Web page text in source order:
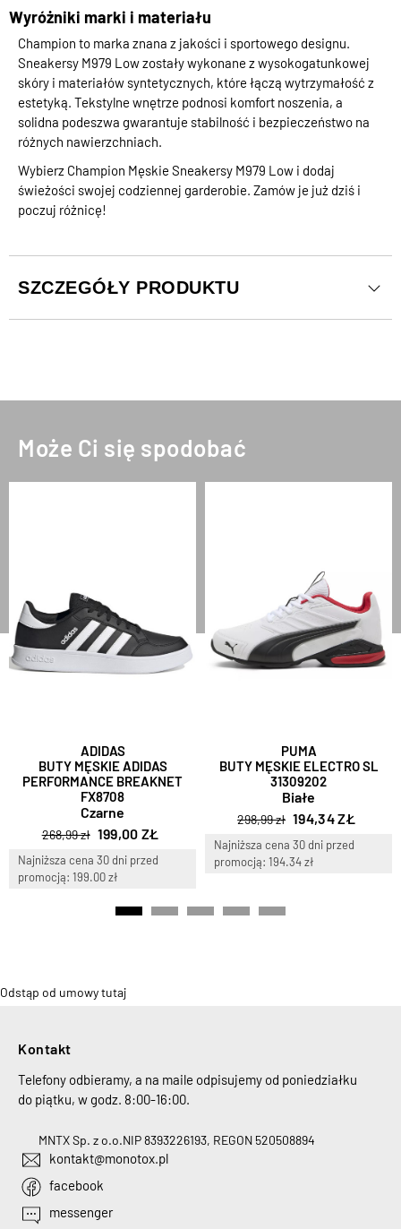
Wyróżniki marki i materiału
Champion to marka znana z jakości i sportowego designu.
Sneakersy M979 Low zostały wykonane z wysokogatunkowej
skóry i materiałów syntetycznych, które łączą wytrzymałość z
estetyką. Tekstylne wnętrze podnosi komfort noszenia, a
solidna podeszwa gwarantuje stabilność i bezpieczeństwo na
różnych nawierzchniach.
Wybierz Champion Męskie Sneakersy M979 Low i dodaj
świeżości swojej codziennej garderobie. Zamów je już dziś i
poczuj różnicę!
SZCZEGÓŁY PRODUKTU
Może Ci się spodobać
ADIDAS
BUTY MĘSKIE ADIDAS
PERFORMANCE BREAKNET
FX8708
Czarne
268,99 zł 199,00 ZŁ
Najniższa cena 30 dni przed
promocją: 199.00 zł
PUMA
BUTY MĘSKIE ELECTRO SL
31309202
Białe
298,99 zł 194,34 ZŁ
Najniższa cena 30 dni przed
promocją: 194.34 zł
Odstąp od umowy tutaj
Kontakt
Telefony odbieramy, a na maile odpisujemy od poniedziałku
do piątku, w godz. 8:00-16:00.
MNTX Sp. z o.o.NIP 8393226193, REGON 520508894
kontakt@monotox.pl
facebook
messenger